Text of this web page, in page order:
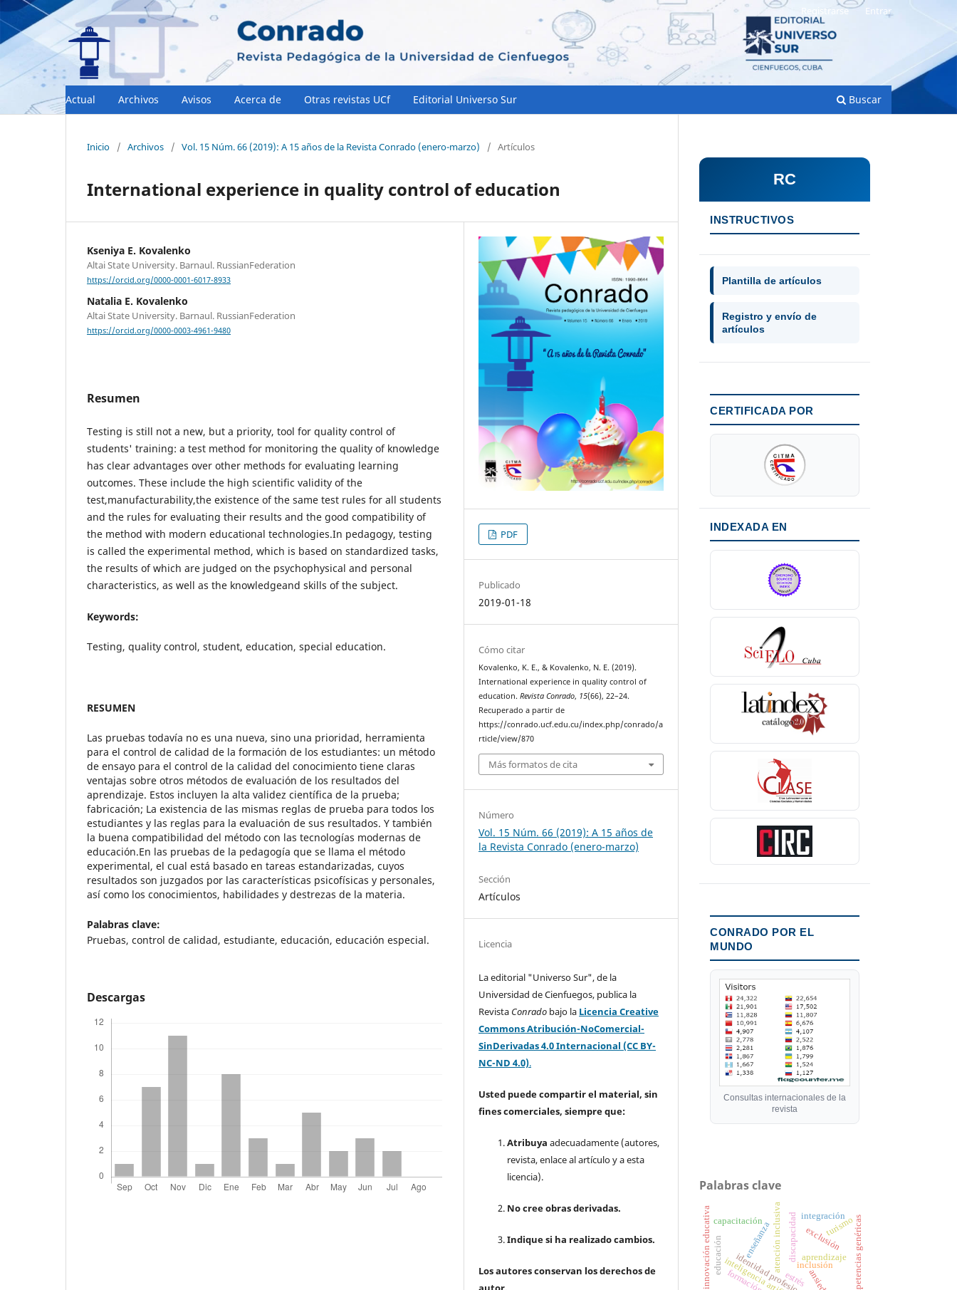
Actual Archivos Avisos Acerca de Otras revistas UCf Editorial Universo Sur Buscar
Registrarse Entrar
Inicio / Archivos / Vol. 15 Núm. 66 (2019): A 15 años de la Revista Conrado (enero-marzo) / Artículos
International experience in quality control of education
Kseniya E. Kovalenko
Altai State University. Barnaul. RussianFederation
https://orcid.org/0000-0001-6017-8933
Natalia E. Kovalenko
Altai State University. Barnaul. RussianFederation
https://orcid.org/0000-0003-4961-9480
Resumen
Testing is still not a new, but a priority, tool for quality control of
students' training: a test method for monitoring the quality of knowledge
has clear advantages over other methods for evaluating learning
outcomes. These include the high scientific validity of the
test,manufacturability,the existence of the same test rules for all students
and the rules for evaluating their results and the good compatibility of
the method with modern educational technologies.In pedagogy, testing
is called the experimental method, which is based on standardized tasks,
the results of which are judged on the psychophysical and personal
characteristics, as well as the knowledgeand skills of the subject.
Keywords:
Testing, quality control, student, education, special education.
RESUMEN
Las pruebas todavía no es una nueva, sino una prioridad, herramienta
para el control de calidad de la formación de los estudiantes: un método
de ensayo para el control de la calidad del conocimiento tiene claras
ventajas sobre otros métodos de evaluación de los resultados del
aprendizaje. Estos incluyen la alta validez científica de la prueba;
fabricación; La existencia de las mismas reglas de prueba para todos los
estudiantes y las reglas para la evaluación de sus resultados. Y también
la buena compatibilidad del método con las tecnologías modernas de
educación.En las pruebas de la pedagogía que se llama el método
experimental, el cual está basado en tareas estandarizadas, cuyos
resultados son juzgados por las características psicofísicas y personales,
así como los conocimientos, habilidades y destrezas de la materia.
Palabras clave:
Pruebas, control de calidad, estudiante, educación, educación especial.
Descargas
PDF
Publicado
2019-01-18
Cómo citar
Kovalenko, K. E., & Kovalenko, N. E. (2019).
International experience in quality control of
education.Revista Conrado, 15(66), 22–24.
Recuperado a partir de
https://conrado.ucf.edu.cu/index.php/conrado/a
rticle/view/870
Más formatos de cita
Número
Vol. 15 Núm. 66 (2019): A 15 años de
la Revista Conrado (enero-marzo)
Sección
Artículos
Licencia
La editorial "Universo Sur", de la
Universidad de Cienfuegos, publica la
Revista Conrado bajo la Licencia Creative
Commons Atribución-NoComercial-
SinDerivadas 4.0 Internacional (CC BY-
NC-ND 4.0).
Usted puede compartir el material, sin
fines comerciales, siempre que:
Atribuya adecuadamente (autores,
revista, enlace al artículo y a esta
licencia).
No cree obras derivadas.
Indique si ha realizado cambios.
Los autores conservan los derechos de
RC
INSTRUCTIVOS
Plantilla de artículos
Registro y envío de
artículos
CERTIFICADA POR
INDEXADA EN
CONRADO POR EL
MUNDO
Consultas internacionales de la
revista
Palabras clave
formación
atención inclusiva
identidad profesional
enseñanza aprendizaje
inclusión
exclusión
discapacidad
capacitación
inteligencia artificial
estrés
turismo
educación
integración competencias genéricas
innovación educativa